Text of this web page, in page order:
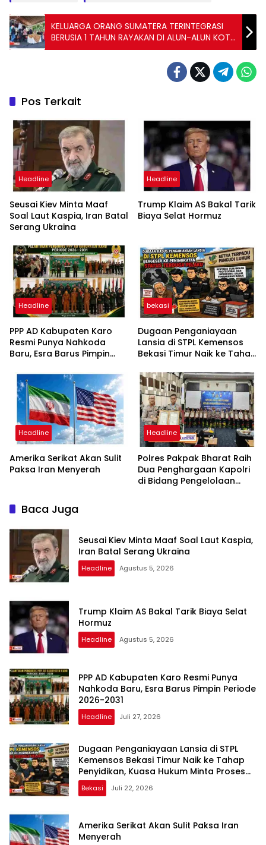
KELUARGA ORANG SUMATERA TERINTEGRASI
BERUSIA 1 TAHUN RAYAKAN DI ALUN-ALUN KOTA
SERANG BANTEN INDONESIA
Pos Terkait
Headline
Seusai Kiev Minta Maaf
Soal Laut Kaspia, Iran Batal
Serang Ukraina
Headline
Trump Klaim AS Bakal Tarik
Biaya Selat Hormuz
Headline
PPP AD Kabupaten Karo
Resmi Punya Nahkoda
Baru, Esra Barus Pimpin
bekasi
Dugaan Penganiayaan
Lansia di STPL Kemensos
Bekasi Timur Naik ke Tahap
Minta Proses Transparan
dan Bebas Intervensi
Headline
Amerika Serikat Akan Sulit
Paksa Iran Menyerah
Headline
Polres Pakpak Bharat Raih
Dua Penghargaan Kapolri
di Bidang Pengelolaan
Baca Juga
Seusai Kiev Minta Maaf Soal Laut Kaspia,
Iran Batal Serang Ukraina
Headline Agustus 5, 2026
Trump Klaim AS Bakal Tarik Biaya Selat
Hormuz
Headline Agustus 5, 2026
PPP AD Kabupaten Karo Resmi Punya
Nahkoda Baru, Esra Barus Pimpin Periode
2026-2031
Headline Juli 27, 2026
Dugaan Penganiayaan Lansia di STPL
Kemensos Bekasi Timur Naik ke Tahap
Penyidikan, Kuasa Hukum Minta Proses
Transparan dan Bebas Intervensi
Bekasi Juli 22, 2026
Amerika Serikat Akan Sulit Paksa Iran
Menyerah